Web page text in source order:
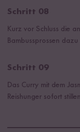
Schritt 08
Kurz vor Schluss die
Bambussprossen
Schritt 09
Das Curry mit dem
Reishunger sofort